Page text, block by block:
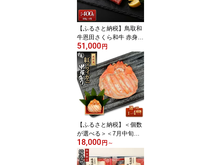
【ふるさと納税】鳥取和
牛恩田さくら和牛 赤身肉
（計400g・100g×4枚) |
牛肉 和牛 黒毛和牛 鳥取
和牛 赤身肉 ステーキ カ
ット肉 ヘルシー あっさ
り 高たんぱく 柔らかい
51,000 円
【ふるさと納税】＜個数
が選べる＞＜7月中旬～9
月上旬発送不可＞「境港
産」紅ズワイガニの甲羅
盛り(1P～4P) | 甲羅盛り
18,000 円 ～